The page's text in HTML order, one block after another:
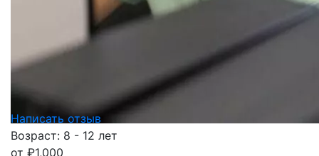
Написать отзыв
Возраст: 8 - 12 лет
от ₽1,000